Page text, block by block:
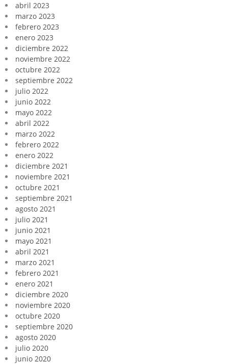
abril 2023
marzo 2023
febrero 2023
enero 2023
diciembre 2022
noviembre 2022
octubre 2022
septiembre 2022
julio 2022
junio 2022
mayo 2022
abril 2022
marzo 2022
febrero 2022
enero 2022
diciembre 2021
noviembre 2021
octubre 2021
septiembre 2021
agosto 2021
julio 2021
junio 2021
mayo 2021
abril 2021
marzo 2021
febrero 2021
enero 2021
diciembre 2020
noviembre 2020
octubre 2020
septiembre 2020
agosto 2020
julio 2020
junio 2020